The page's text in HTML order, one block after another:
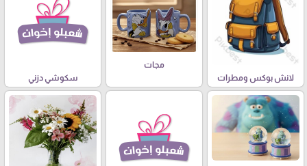
لانش بوكس ومطرات
مجات
سكوشي دزني